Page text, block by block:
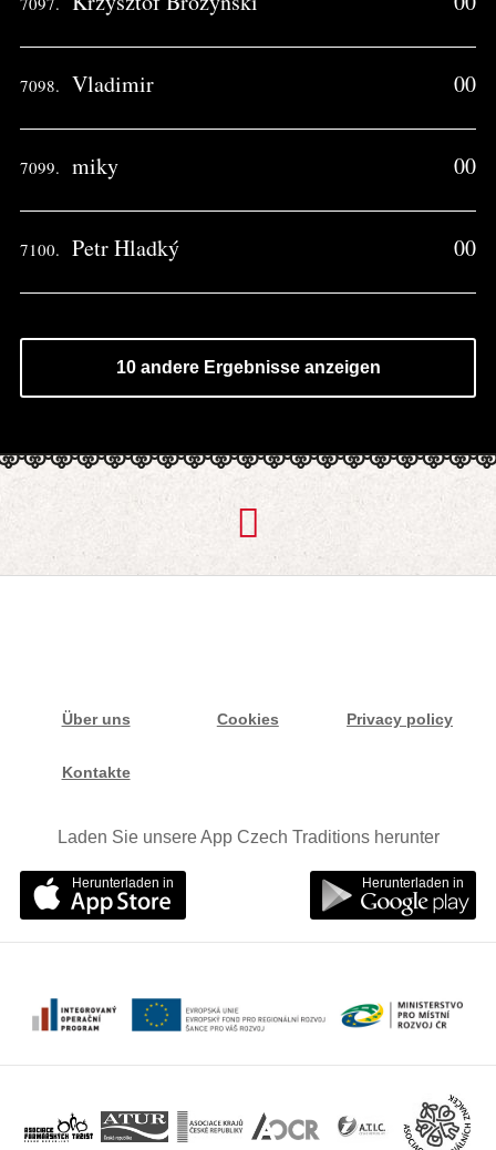
7098. Vladimir 00
7099. miky 00
7100. Petr Hladký 00
10 andere Ergebnisse anzeigen
Über uns Cookies Privacy policy
Kontakte
Laden Sie unsere App Czech Traditions herunter
Herunterladen in Herunterladen in